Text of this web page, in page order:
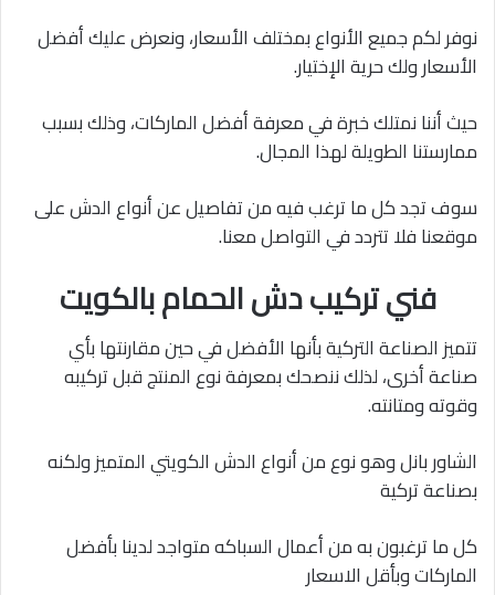
نوفر لكم جميع الأنواع بمختلف الأسعار، ونعرض عليك أفضل
الأسعار ولك حرية الإختيار.
حيث أننا نمتلك خبرة في معرفة أفضل الماركات، وذلك بسبب
ممارستنا الطويلة لهذا المجال.
سوف تجد كل ما ترغب فيه من تفاصيل عن أنواع الدش على
موقعنا فلا تتردد في التواصل معنا.
فني تركيب دش الحمام بالكويت
تتميز الصناعة التركية بأنها الأفضل في حين مقارنتها بأي
صناعة أخرى، لذلك ننصحك بمعرفة نوع المنتج قبل تركيبه
وقوته ومتانته.
الشاور بانل وهو نوع من أنواع الدش الكويتي المتميز ولكنه
بصناعة تركية
كل ما ترغبون به من أعمال السباكه متواجد لدينا بأفضل
الماركات وبأقل الاسعار